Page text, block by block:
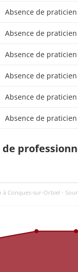
Absence de praticien
Absence de praticien
Absence de praticien
Absence de praticien
Absence de praticien
Absence de praticien
Conques-sur-Orbiel -